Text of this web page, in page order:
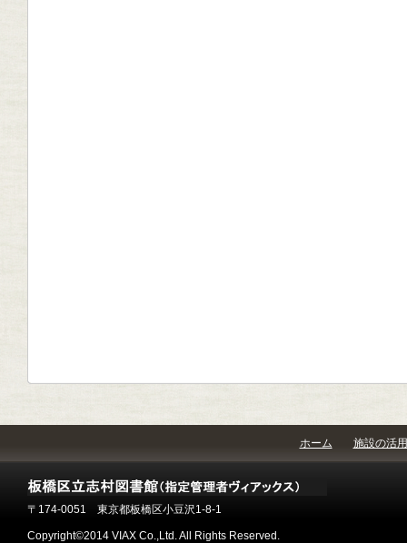
ホーム 施設の活用
〒174-0051 東京都板橋区小豆沢1-8-1
Copyright©2014 VIAX Co.,Ltd. All Rights Reserved.